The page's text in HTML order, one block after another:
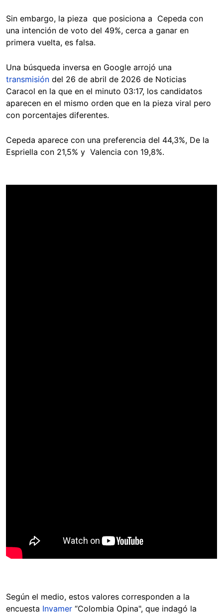
Sin embargo, la pieza que posiciona a Cepeda con
una intención de voto del 49%, cerca a ganar en
primera vuelta, es falsa.
Una búsqueda inversa en Google arrojó una
transmisión del 26 de abril de 2026 de Noticias
Caracol en la que en el minuto 03:17, los candidatos
aparecen en el mismo orden que en la pieza viral pero
con porcentajes diferentes.
Cepeda aparece con una preferencia del 44,3%, De la
Espriella con 21,5% y Valencia con 19,8%.
Según el medio, estos valores corresponden a la
encuesta Invamer “Colombia Opina", que indagó la